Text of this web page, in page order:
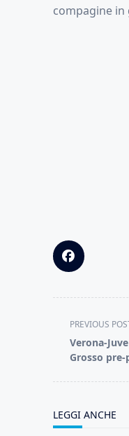
compagine
<span
class="nav-
subtitle
PREVIOUS
Verona-
Grosso
LEGGI ANCHE